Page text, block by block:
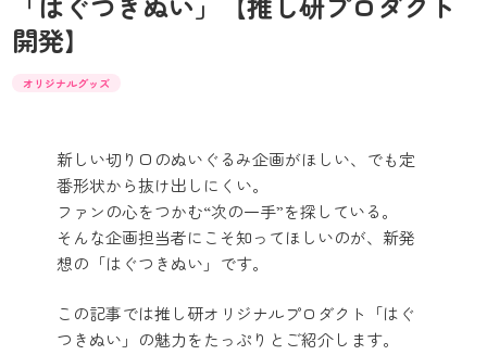
開発】
オリジナルグッズ
新しい切り口のぬいぐるみ企画がほしい、でも定
番形状から抜け出しにくい。
ファンの心をつかむ“次の一手”を探している。
そんな企画担当者にこそ知ってほしいのが、新発
想の「はぐつきぬい」です。
この記事では推し研オリジナルプロダクト「はぐ
つきぬい」の魅力をたっぷりとご紹介します。